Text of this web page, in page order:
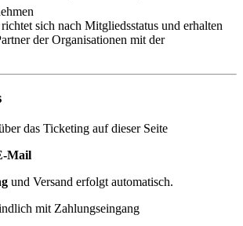
sich nach Mitgliedsstatus und erhalten
der Organisationen mit der
das Ticketing auf dieser Seite
Mail
und Versand erfolgt automatisch.
mit Zahlungseingang